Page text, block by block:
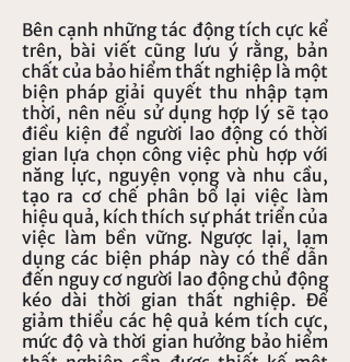
Bên cạnh những tác động tích cực kể
trên, bài viết cũng lưu ý rằng, bản
chất của bảo hiểm thất nghiệp là một
biện pháp giải quyết thu nhập tạm
thời, nên nếu sử dụng hợp lý sẽ tạo
điều kiện để người lao động có thời
gian lựa chọn công việc phù hợp với
năng lực, nguyện vọng và nhu cầu,
tạo ra cơ chế phân bổ lại việc làm
hiệu quả, kích thích sự phát triển của
việc làm bền vững. Ngược lại, lạm
dụng các biện pháp này có thể dẫn
đến nguy cơ người lao động chủ động
kéo dài thời gian thất nghiệp. Để
giảm thiểu các hệ quả kém tích cực,
mức độ và thời gian hưởng bảo hiểm